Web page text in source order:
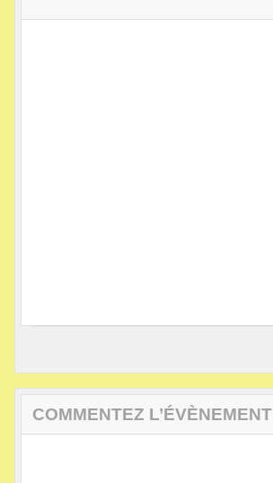
COMMENTEZ L’ÉVÈNEMENT